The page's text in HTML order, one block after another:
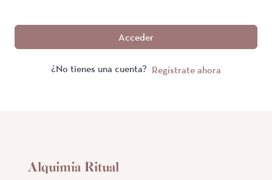
Acceder
¿No tienes una cuenta? Regístrate ahora
Alquimia Ritual